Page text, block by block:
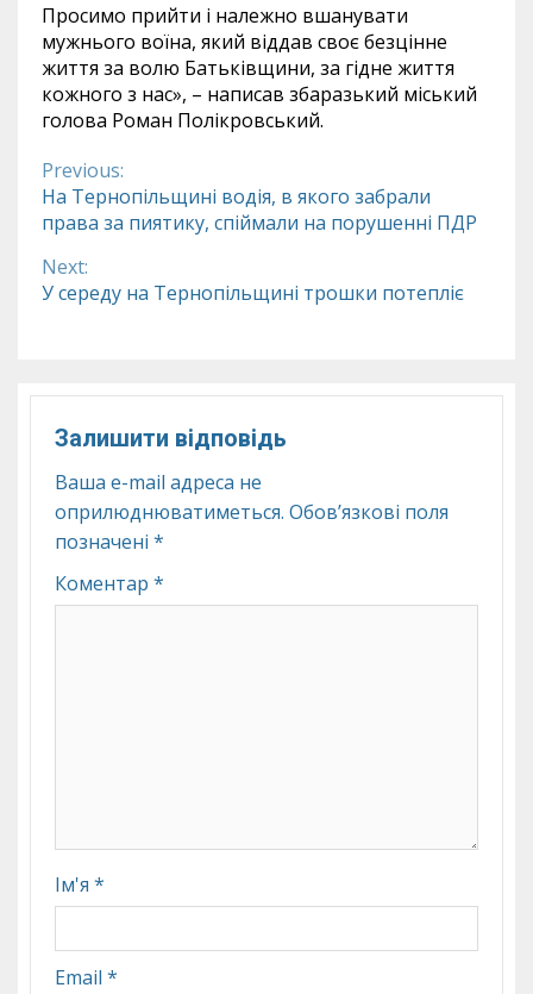
Просимо прийти і належно вшанувати
мужнього воїна, який віддав своє безцінне
життя за волю Батьківщини, за гідне життя
кожного з нас», – написав збаразький міський
голова Роман Полікровський.
Continue
Reading
Previous:
На Тернопільщині водія, в якого забрали
права за пиятику, спіймали на порушенні ПДР
Next:
У середу на Тернопільщині трошки потепліє
Залишити відповідь
Ваша e-mail адреса не
оприлюднюватиметься. Обов’язкові поля
позначені *
Коментар *
Ім'я *
Email *